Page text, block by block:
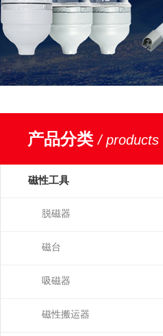
产品分类/ products
磁性工具
脱磁器
磁台
吸磁器
磁性搬运器